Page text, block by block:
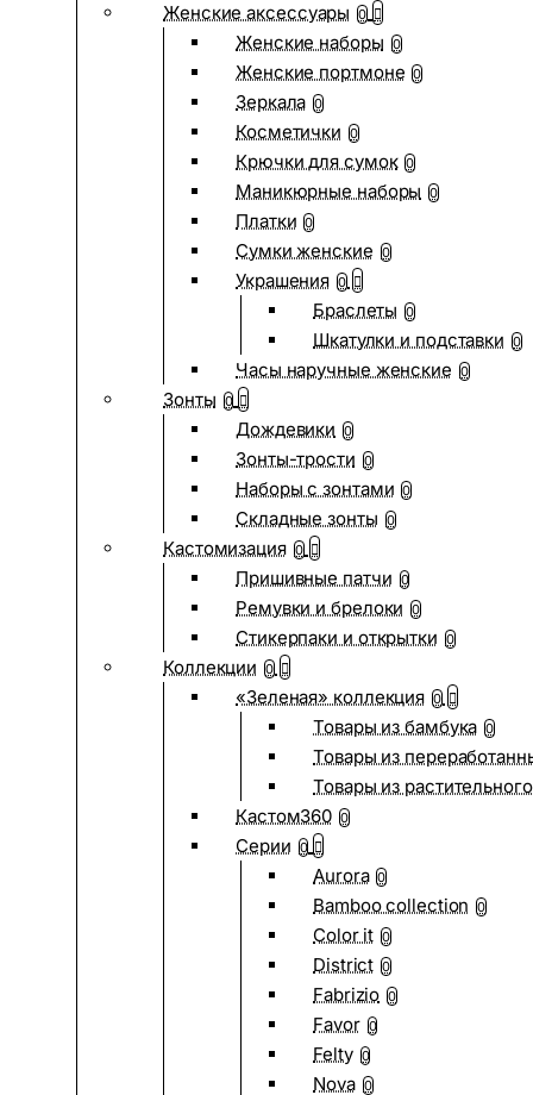
Женские аксессуары 0
Женские наборы 0
Женские портмоне 0
Зеркала 0
Косметички 0
Крючки для сумок 0
Маникюрные наборы 0
Платки 0
Сумки женские 0
Украшения 0
Браслеты 0
Шкатулки и подставки 0
Часы наручные женские 0
Зонты 0
Дождевики 0
Зонты-трости 0
Наборы с зонтами 0
Складные зонты 0
Кастомизация 0
Пришивные патчи 0
Ремувки и брелоки 0
Стикерпаки и открытки 0
Коллекции 0
«Зеленая» коллекция 0
Товары из бамбука 0
Товары из
Товары из
Кастом360 0
Серии 0
Aurora 0
Bamboo collection 0
Color it 0
District 0
Fabrizio 0
Favor 0
Felty 0
Nova 0